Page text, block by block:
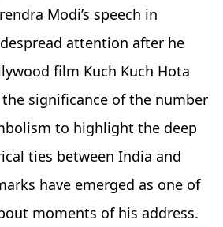
Modi’s speech in
attention after he
film Kuch Kuch Hota
significance of the number
to highlight the deep
ties between India and
have emerged as one of
moments of his address.